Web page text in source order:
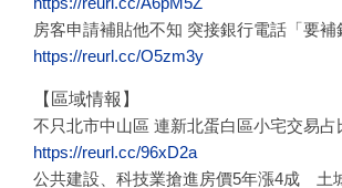
房客申請補貼他不知 突接銀行電話「要補
https://reurl.cc/O5zm3y
【區域情報】
不只北市中山區 連新北蛋白區小宅交易占
https://reurl.cc/96xD2a
公共建設、科技業搶進房價5年漲4成 土